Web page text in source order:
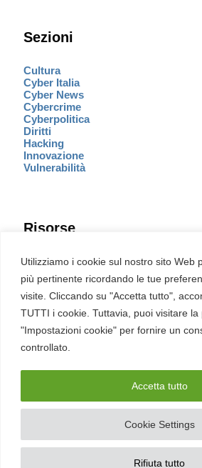
Utilizziamo i cookie sul nostro sito Web
più pertinente ricordando le tue
visite. Cliccando su "Accetta tutto",
TUTTI i cookie. Tuttavia, puoi visitare la
"Impostazioni cookie" per fornire un
controllato.
Cookie Settings
Rifiuta tutto
Accetta tutto
Sezioni
Cultura
Cyber Italia
Cyber News
Cybercrime
Cyberpolitica
Diritti
Hacking
Innovazione
Vulnerabilità
Risorse
Eventi
Fumetto Cyber
Newsletter
Servizi
Pubblicità
English
Ultime CVE critiche
2026 – REDHOTCYBER Srl. Tutti i diritti